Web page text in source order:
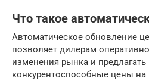
Что такое
Автоматическое обновление
позволяет дилерам
изменения рынка и предлагать
конкурентоспособные цены на